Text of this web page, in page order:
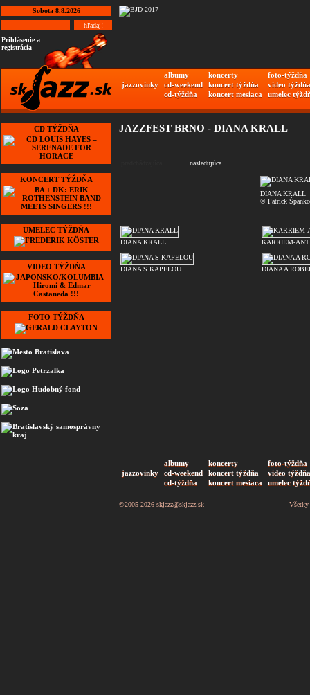
Sobota 8.8.2026
Prihlásenie a
registrácia
jazzovinky
albumy koncerty
foto-týždňa
cd-weekend
koncert týždňa
video týždňa
cd-týždňa
koncert mesiaca umelec
CD TÝŽDŇA
KONCERT TÝŽDŇA
UMELEC TÝŽDŇA
VIDEO TÝŽDŇA
FOTO TÝŽDŇA
JAZZFEST BRNO - DIANA KRALL
nasledujúca
DIANA KRALL
© Patrick
DIANA KRALL KARRIEM-
DIANA S KAPELOU DIANA A
jazzovinky
albumy koncerty
foto-týždňa
cd-weekend
koncert týždňa
video týždňa
cd-týždňa
koncert mesiaca umelec
©2005-2026 skjazz@skjazz.sk Všetky